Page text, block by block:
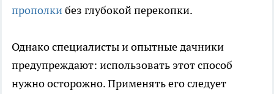
прополкибез глубокой перекопки.
Однако специалисты и опытные дачники
предупреждают: использовать этот способ
нужно осторожно. Применять его следует